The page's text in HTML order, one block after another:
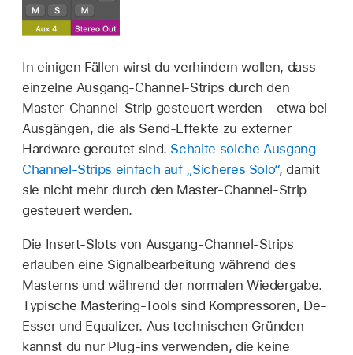
In einigen Fällen wirst du verhindern wollen, dass
einzelne Ausgang-Channel-Strips durch den
Master-Channel-Strip gesteuert werden – etwa bei
Ausgängen, die als Send-Effekte zu externer
Hardware geroutet sind. Schalte solche Ausgang-
Channel-Strips einfach auf „Sicheres Solo“, damit
sie nicht mehr durch den Master-Channel-Strip
gesteuert werden.
Die Insert-Slots von Ausgang-Channel-Strips
erlauben eine Signalbearbeitung während des
Masterns und während der normalen Wiedergabe.
Typische Mastering-Tools sind Kompressoren, De-
Esser und Equalizer. Aus technischen Gründen
kannst du nur Plug-ins verwenden, die keine